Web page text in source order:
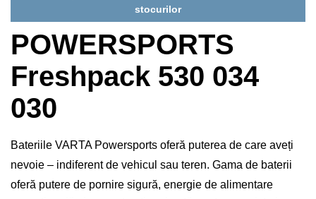
stocurilor
POWERSPORTS
Freshpack 530 034
030
Bateriile VARTA Powersports oferă puterea de care aveți
nevoie – indiferent de vehicul sau teren. Gama de baterii
oferă putere de pornire sigură, energie de alimentare